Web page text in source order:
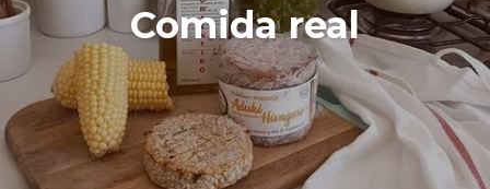
Comida real